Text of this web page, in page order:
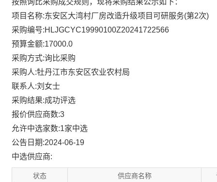
按照询比采购成交规则，现将采购结果公示如下：
项目名称:东安区大湾村厂房改造升级项目可研服务(第2次)
采购编号:HLJGCYC19990100Z20241722566
预算金额:17000.0
采购方式:询比采购
采购人:牡丹江市东安区农业农村局
联系人:刘女士
采购结果:成功评选
报价供应商数:3
允许中选家数:1家中选
公告日期:2024-06-19
中选供应商:
状态 供应商名称